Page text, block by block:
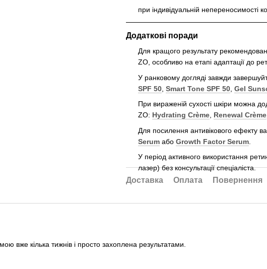
при індивідуальній непереносимості
Додаткові поради
Для кращого результату
ZO, особливо на етапі адаптації до
У ранковому догляді завжди
SPF 50 Smart Tone SPF 50 Gel
При вираженій сухості шкіри можна
ZO: Hydrating Crème Renewal Crème
Для посилення антивікового ефекту
Serum або Growth Factor Serum
У період активного використання
лазер) без консультації спеціаліста.
Доставка Оплата Повернення
вже кілька тижнів і просто захоплена результатами.